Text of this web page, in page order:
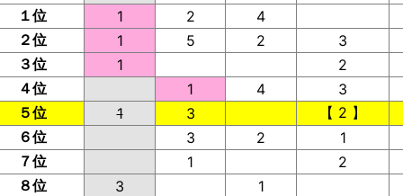
１位
1 2 4
２位
1 5 2 3
３位
1 2
４位
1 4 3
５位
1 3
【 2 】
６位
3 2
1
７位
1 2
８位
3 1